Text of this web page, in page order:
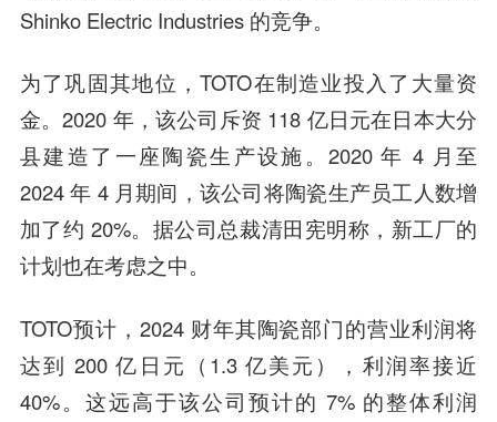
Shinko Electric Industries 的竞争。
为了巩固其地位，TOTO在制造业投入了大量资
金。2020 年，该公司斥资 118 亿日元在日本大分
县建造了一座陶瓷生产设施。2020 年 4 月至
2024 年 4 月期间，该公司将陶瓷生产员工人数增
加了约 20%。据公司总裁清田宪明称，新工厂的
计划也在考虑之中。
TOTO预计，2024 财年其陶瓷部门的营业利润将
达到 200 亿日元（1.3 亿美元），利润率接近
40%。这远高于该公司预计的 7% 的整体利润